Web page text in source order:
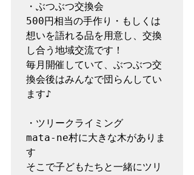
・ぶつぶつ交換会
500円相当の手作り・もしくは
想いを語れる品を用意し、交換
し合う地域交流です！
毎月開催していて、ぶつぶつ交
換会後はみんなで団らんしてい
ます♪
・ツリークライミング
mata-ne村に大きな木がありま
す
そこで子どもたちと一緒にツリ